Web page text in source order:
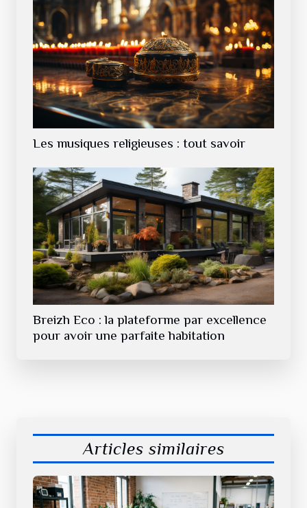
Les musiques religieuses : tout savoir
Breizh Eco : la plateforme par excellence
pour avoir une parfaite habitation
Articles similaires